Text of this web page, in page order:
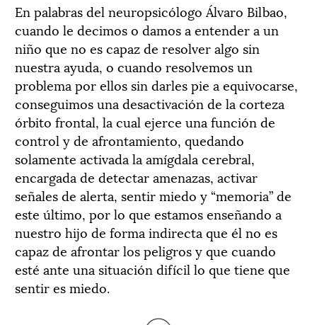
En palabras del neuropsicólogo Álvaro Bilbao,
cuando le decimos o damos a entender a un
niño que no es capaz de resolver algo sin
nuestra ayuda, o cuando resolvemos un
problema por ellos sin darles pie a equivocarse,
conseguimos una desactivación de la corteza
órbito frontal, la cual ejerce una función de
control y de afrontamiento, quedando
solamente activada la amígdala cerebral,
encargada de detectar amenazas, activar
señales de alerta, sentir miedo y “memoria” de
este último, por lo que estamos enseñando a
nuestro hijo de forma indirecta que él no es
capaz de afrontar los peligros y que cuando
esté ante una situación difícil lo que tiene que
sentir es miedo.